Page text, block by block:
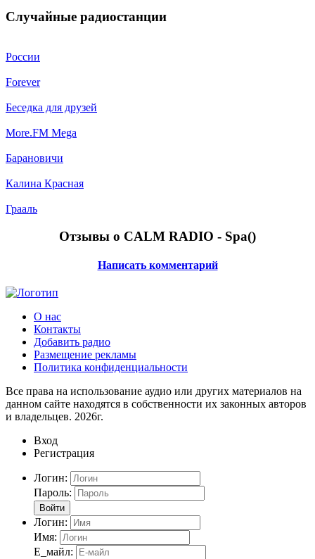
Случайные радиостанции
России
Forever
Беседка для друзей
More.FM Mega
Барановичи
Калина Красная
Грааль
Отзывы о CALM RADIO - Spa()
Написать комментарий
О нас
Контакты
Добавить радио
Размещение рекламы
Политика конфиденциальности
Все права на использование аудио или других материалов на
данном сайте находятся в собственности их законных авторов
и владельцев. 2026г.
Вход
Регистрация
Логин:
Пароль:
Войти
Логин:
Имя:
Е_майл: